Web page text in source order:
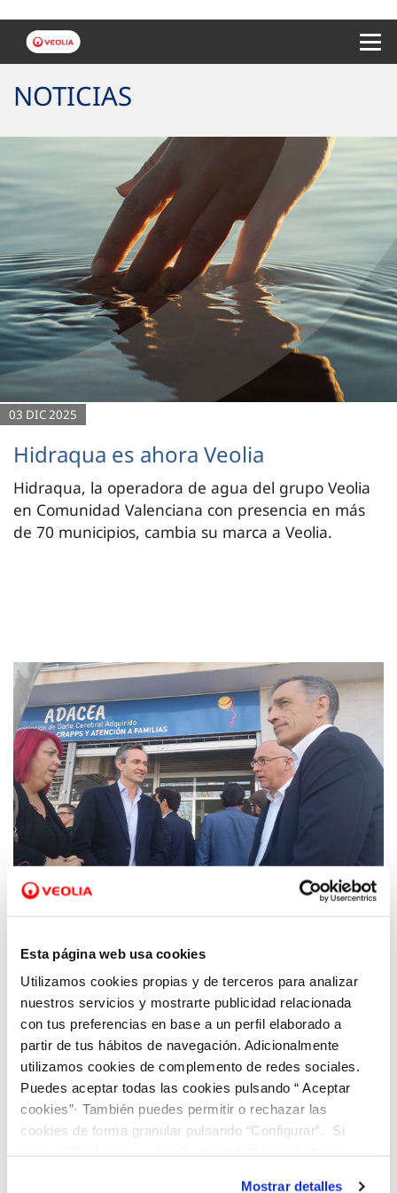
Esta página web usa cookies
Utilizamos cookies propias y de terceros para analizar
nuestros servicios y mostrarte publicidad relacionada
con tus preferencias en base a un perfil elaborado a
partir de tus hábitos de navegación. Adicionalmente
utilizamos cookies de complemento de redes sociales.
Puedes aceptar todas las cookies pulsando “ Aceptar
cookies”· También puedes permitir o rechazar las
cookies de forma granular pulsando “Configurar”. Si
Mostrar detalles
NOTICIAS
03 DIC 2025
Hidraqua es ahora Veolia
Hidraqua, la operadora de agua del grupo Veolia
en Comunidad Valenciana con presencia en más
de 70 municipios, cambia su marca a Veolia.
26 FEB 2020
las instalaciones de ADACEA de San Vicente
del Raspeig